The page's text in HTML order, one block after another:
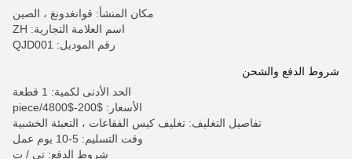
مكان المنشأ: قوانغدونغ ، الصين
اسم العلامة التجارية: ZH
رقم الموديل: QJD001
شروط الدفع والشحن
الحد الأدنى لكمية: 1 قطعة
الأسعار: $200-$4800/piece
تفاصيل التغليف: تغليف كيس الفقاعات ، التعبئة الخشبية
وقت التسليم: 5-10 يوم عمل
شروط الدفع: تي / ت